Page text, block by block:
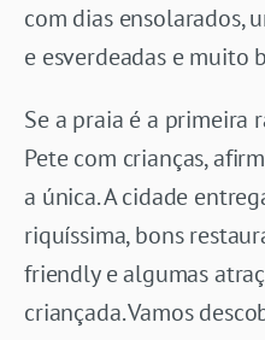
com dias ensolarados,
e esverdeadas e muito
Se a praia é a primeira
Pete com crianças,
a única. A cidade
riquíssima, bons
friendly e algumas
criançada. Vamos